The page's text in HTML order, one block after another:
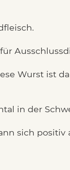
Wurst ist
in der
sich positiv